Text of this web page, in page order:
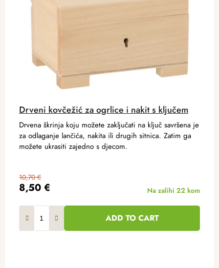
Drveni kovčežić za ogrlice i nakit s ključem
8,50 €
10,70 €
Na zalihi 22 kom
ADD TO CART
Drvena škrinja koju možete zaključati na ključ savršena je
za odlaganje lančića, nakita ili drugih sitnica. Zatim ga
možete ukrasiti zajedno s djecom.